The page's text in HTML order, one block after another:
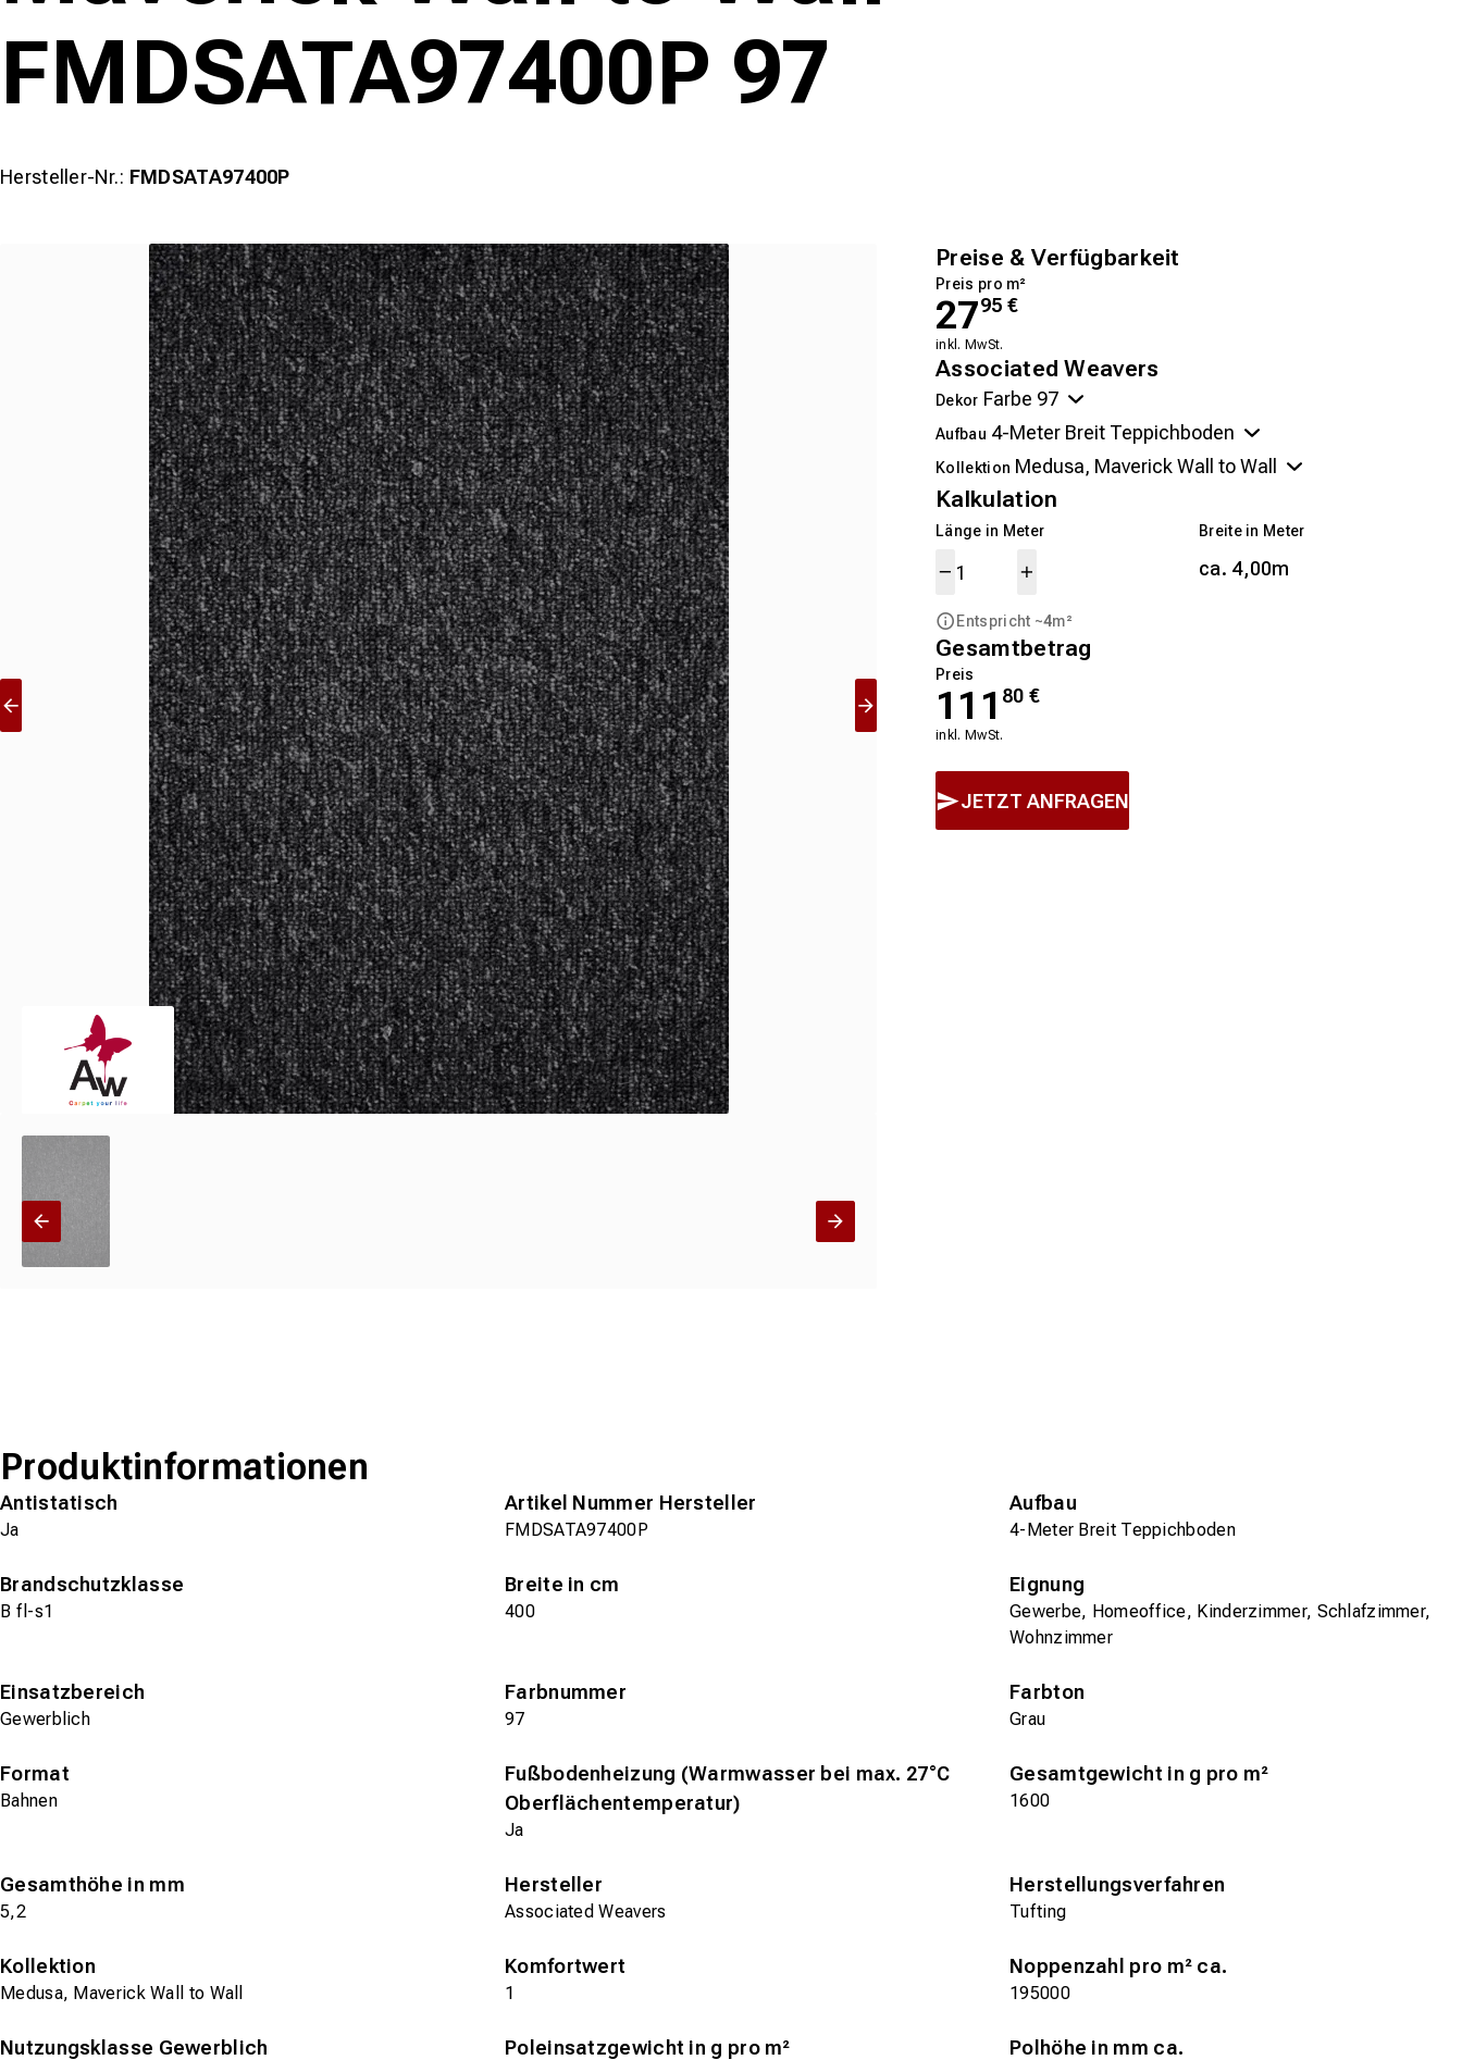
FMDSATA97400P 97
Hersteller-Nr.: FMDSATA97400P
Preise & Verfügbarkeit
Preis pro m²
2795 €
inkl. MwSt.
Associated Weavers
Dekor
Aufbau
Kollektion
Kalkulation
Länge in Meter
Entspricht ~4m²
Breite in Meter
ca. 4,00m
Gesamtbetrag
Preis
111 80 €
inkl. MwSt.
JETZT ANFRAGEN
Produktinformationen
Antistatisch
Ja
Artikel Nummer Hersteller
FMDSATA97400P
Aufbau
4-Meter Breit Teppichboden
Brandschutzklasse
B fl-s1
Breite in cm
400
Eignung
Gewerbe, Homeoffice, Kinderzimmer, Schlafzimmer,
Wohnzimmer
Einsatzbereich
Gewerblich
Farbnummer
97
Farbton
Grau
Format
Bahnen
Fußbodenheizung (Warmwasser bei max. 27°C
Oberflächentemperatur)
Ja
Gesamtgewicht in g pro m²
1600
Gesamthöhe in mm
5,2
Hersteller
Associated Weavers
Herstellungsverfahren
Tufting
Kollektion
Medusa, Maverick Wall to Wall
Komfortwert
1
Noppenzahl pro m² ca.
195000
Nutzungsklasse Gewerblich Poleinsatzgewicht in g pro m² Polhöhe in mm ca.